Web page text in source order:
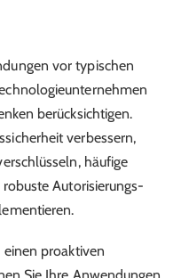
vor typischen
berücksichtigen.
verbessern,
häufige
Autorisierungs-
proaktiven